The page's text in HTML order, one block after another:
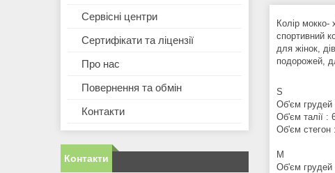
Колір
спортивний
для жінок,
подорожей,
S
Об'єм грудей
Об'єм талії :
Об'єм стегон
M
Об'єм грудей
Сервісні центри
Сертифікати та ліцензії
Про нас
Повернення та обмін
Контакти
Контакти